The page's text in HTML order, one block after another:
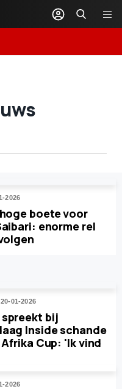
2026
boete voor
enorme rel
01-2026
bij
Inside schande
Cup: 'Ik vind
2026